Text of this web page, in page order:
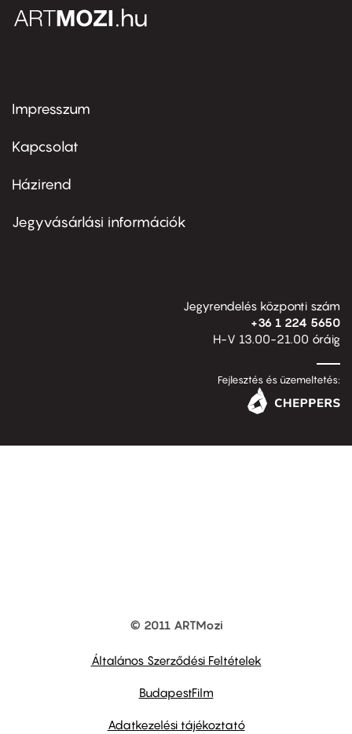
Footer
first
Impresszum
Kapcsolat
Footer
second
Házirend
Jegyvásárlási információk
Jegyrendelés központi szám
+36 1 224 5650
H-V 13.00-21.00 óráig
Fejlesztés és üzemeltetés:
© 2011 ARTMozi
Általános Szerződési Feltételek
BudapestFilm
Adatkezelési tájékoztató